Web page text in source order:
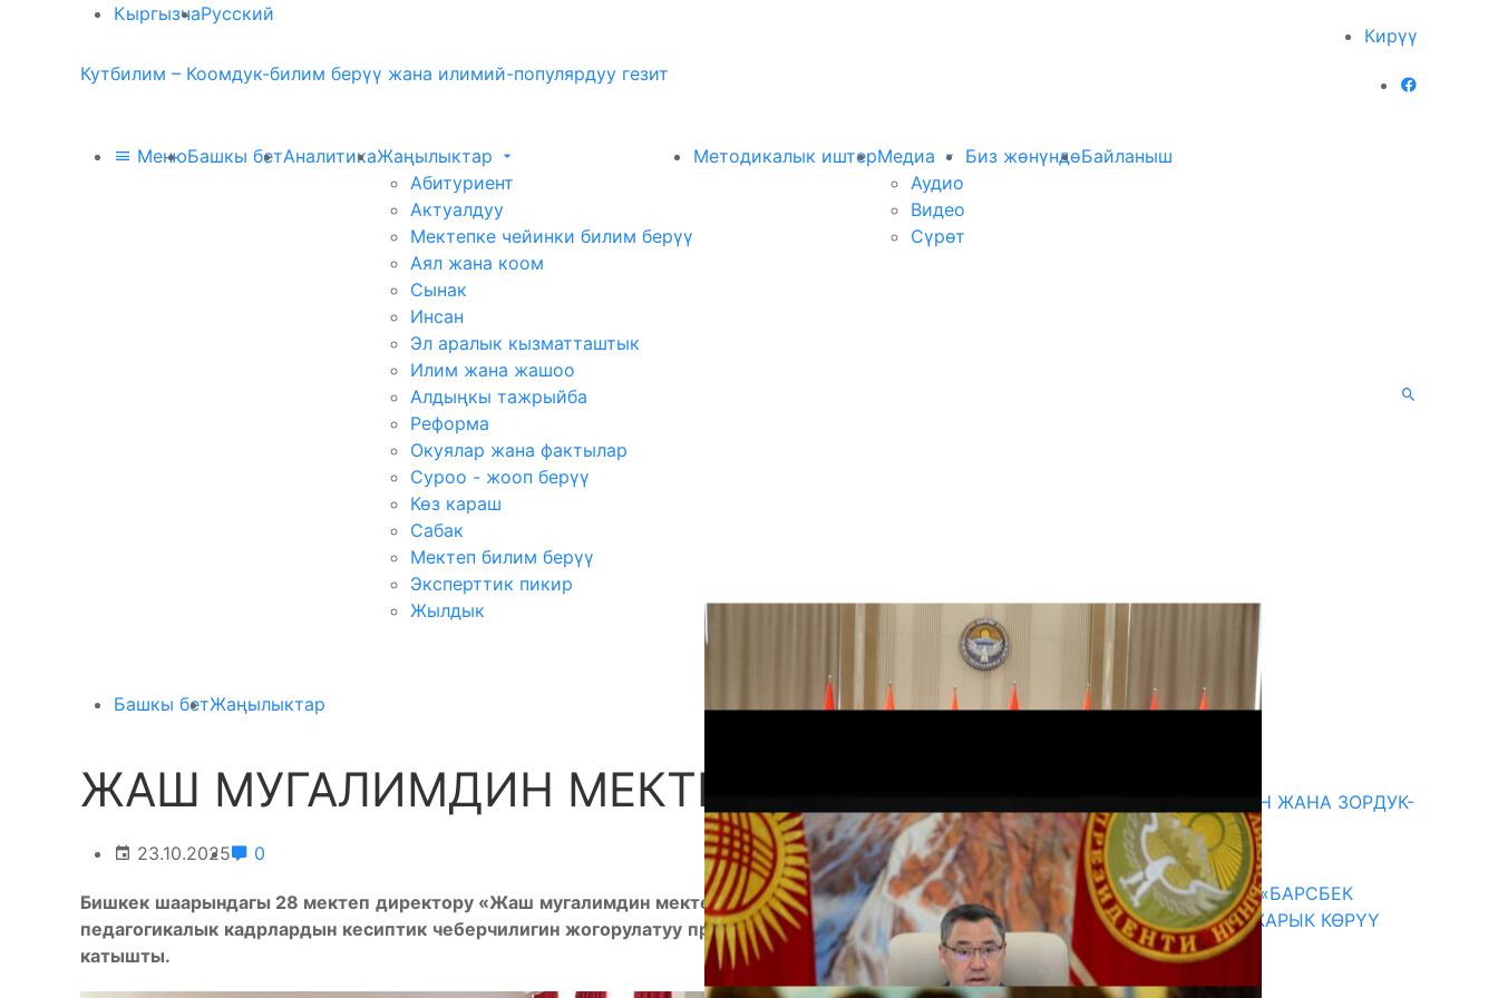
КыргызчаРусский
Кирүү
Кутбилим – Коомдук-билим берүү жана илимий-популярдуу гезит
МенюБашкы бетАналитикаЖаңылыктар
Абитуриент
Актуалдуу
Мектепке чейинки билим берүү
Аял жана коом
Сынак
Инсан
Эл аралык кызматташтык
Илим жана жашоо
Алдыңкы тажрыйба
Реформа
Окуялар жана фактылар
Суроо - жооп берүү
Көз караш
Сабак
Мектеп билим берүү
Эксперттик пикир
Жылдык
Методикалык иштерМедиа
Аудио
Видео
Сүрөт
Биз жөнүндөБайланыш
Башкы бетЖаңылыктар
ЖАШ МУГАЛИМДИН МЕКТЕБИ
23.10.2025 0
Бишкек шаарындагы 28 мектеп директору «Жаш мугалимдин мектеби»аттуу семинарга
педагогикалык кадрлардын кесиптик чеберчилигин жогорулатуу программасынын алкагында
катышты.
ГЕНДЕРДИК БАСМЫРЛООДОН ЖАНА ЗОРДУК-
ЗОМБУЛУКТАН КОРГОО
07.08.2026
КЫРГЫЗ ТАРЫХЫ ТАСМАДА: «БАРСБЕК
КАГАН» КӨРКӨМ ТАСМАСЫ ЖАРЫК КӨРҮҮ
АЛДЫНДА
07.08.2026